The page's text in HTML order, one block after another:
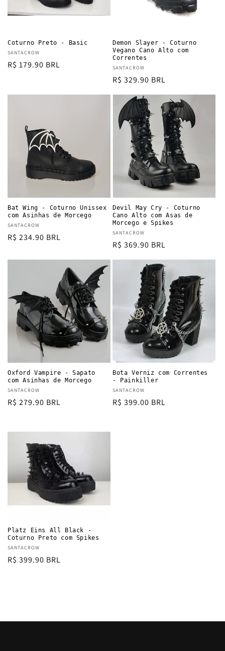
n
:
Coturno Preto - Basic
Vendor:
SANTACROW
Regular
R$ 179.90 BRL
Demon Slayer - Coturno
Vegano Cano Alto com
Correntes
Vendor:
SANTACROW
Regular
price
R$ 329.90 BRL
Bat Wing - Coturno Unissex
com Asinhas de Morcego
Vendor:
SANTACROW
Regular
R$ 234.90 BRL
Devil May Cry - Coturno
Cano Alto com Asas de
Morcego e Spikes
Vendor:
SANTACROW
Regular
price
R$ 369.90 BRL
Oxford Vampire - Sapato
com Asinhas de Morcego
Vendor:
SANTACROW
Regular
R$ 279.90 BRL
Bota Verniz com Correntes
- Painkiller
Vendor:
SANTACROW
Regular
R$ 399.00 BRL
Platz Eins All Black -
Coturno Preto com Spikes
Vendor:
SANTACROW
Regular
R$ 399.90 BRL